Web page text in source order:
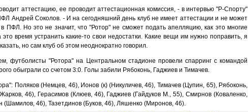
аттестацию, ее проводит аттестационная комиссия, - в интервью "Р-Спорту"
Андрей Соколов. - И на сегодняшний день клуб не имеет аттестации и не может
в ПФЛ. Но это не значит, что "Ротор" не сможет подать апелляцию, как это многие
это время устранить какие-то свои недостатки. Какие вещи им нужно поправить, я
но сам клуб об этом неоднократно говорил.
футболисты "Ротора" на Центральном стадионе провели спарринг с командой
обыграли со счетом 3:0. Голы забили Рябоконь, Гаджиев и Тимачев.
Поляков (Немцев, 46), Ионов (к) (Никуличев, 46), Тимачев (Цупин, 65), Рябоконь,
46), Герасимов (Клюев, 46), Гаджиев (Гайдуков М., 55), Смирнов (Коваленко,
(Шамилов, 46), Тазетдинов (Буков, 46), Ляшенко (Миронов, 46).